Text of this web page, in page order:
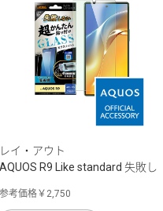
レイ・アウト
AQUOS R9 Like standard 失敗し
参考価格￥2,750